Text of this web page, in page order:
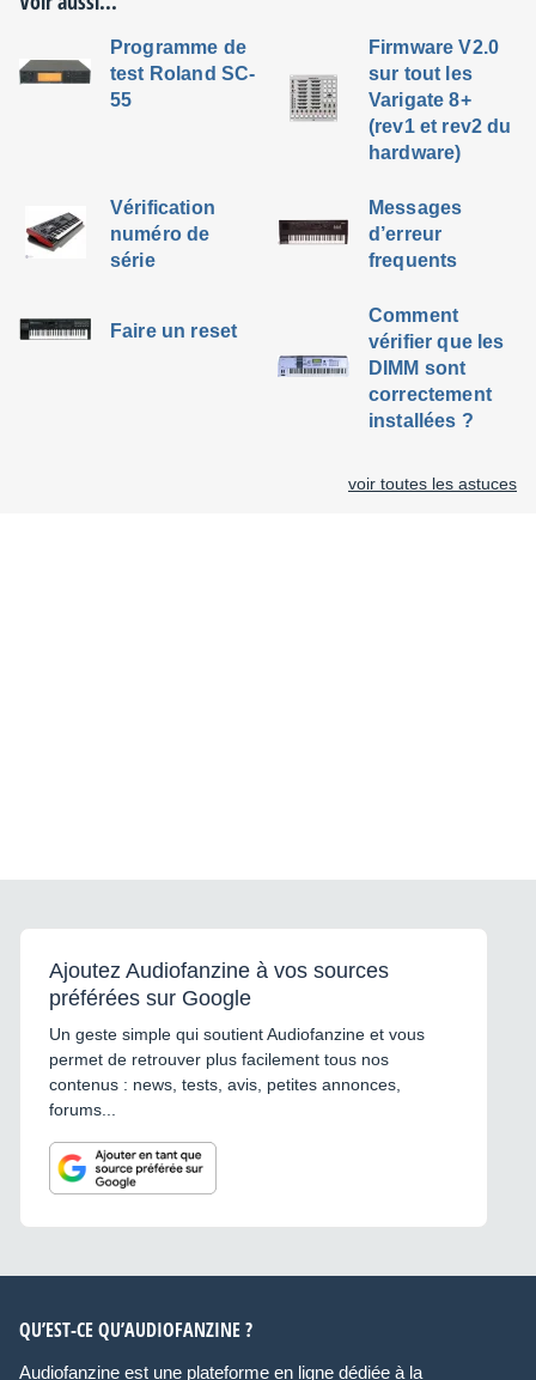
Programme de
test Roland SC-
55
Firmware V2.0
sur tout les
Varigate 8+
(rev1 et rev2 du
hardware)
Vérification
numéro de
série
Messages
d’erreur
frequents
Faire un reset
Comment
vérifier que les
DIMM sont
correctement
installées ?
voir toutes les astuces
Ajoutez Audiofanzine à vos sources
préférées sur Google
Un geste simple qui soutient Audiofanzine et vous
permet de retrouver plus facilement tous nos
contenus : news, tests, avis, petites annonces,
forums...
QU’EST-CE QU’AUDIOFANZINE ?
Audiofanzine est une plateforme en ligne dédiée à la